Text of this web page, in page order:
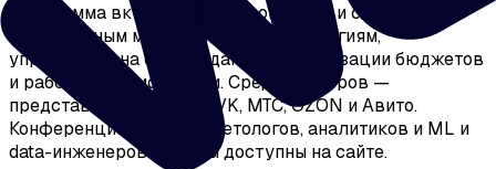
Программа включает 120+ докладов и сессий по
современным маркетинговым технологиям,
управлению на основе данных, оптимизации бюджетов
и работе с BI-системами. Среди спикеров —
представители Яндекс, VK, МТС, OZON и Авито.
Конференция ждет маркетологов, аналитиков и ML и
data-инженеров. Билеты доступны на сайте.